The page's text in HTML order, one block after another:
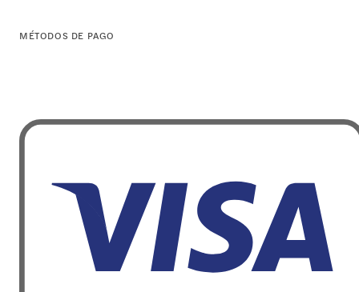
MÉTODOS DE PAGO